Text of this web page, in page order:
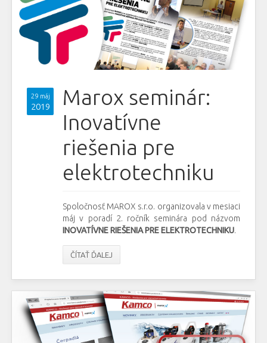
29 máj
2019
Marox seminár:
Inovatívne
riešenia pre
elektrotechniku
Spoločnosť MAROX s.r.o. organizovala v mesiaci
máj v poradí 2. ročník seminára pod názvom
INOVATÍVNE RIEŠENIA PRE ELEKTROTECHNIKU.
ČÍTAŤ ĎALEJ